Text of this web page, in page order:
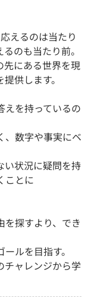
えるのは当たり
のも当たり前。
先にある世界を現
供します。
えを持っているの
、数字や事実にベ
い状況に疑問を持
ことに
を探すより、でき
ルを目指す。
チャレンジから学